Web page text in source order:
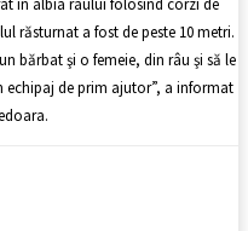
în albia râului folosind corzi de
răsturnat a fost de peste 10 metri.
bărbat şi o femeie, din râu şi să le
echipaj de prim ajutor”, a informat